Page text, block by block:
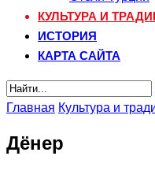
КУЛЬТУРА И
ИСТОРИЯ
КАРТА САЙТА
Главная Культура и
Дёнер